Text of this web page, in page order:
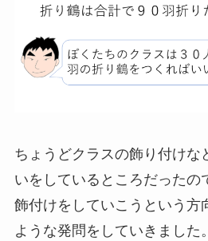
ちょうどクラスの飾り付けな
いをしているところだったの
飾付けをしていこうという方
ような発問をしていきました。